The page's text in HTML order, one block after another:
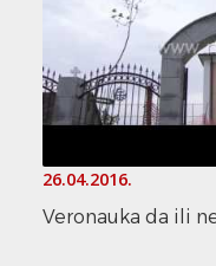
26.04.2016.
Veronauka da ili